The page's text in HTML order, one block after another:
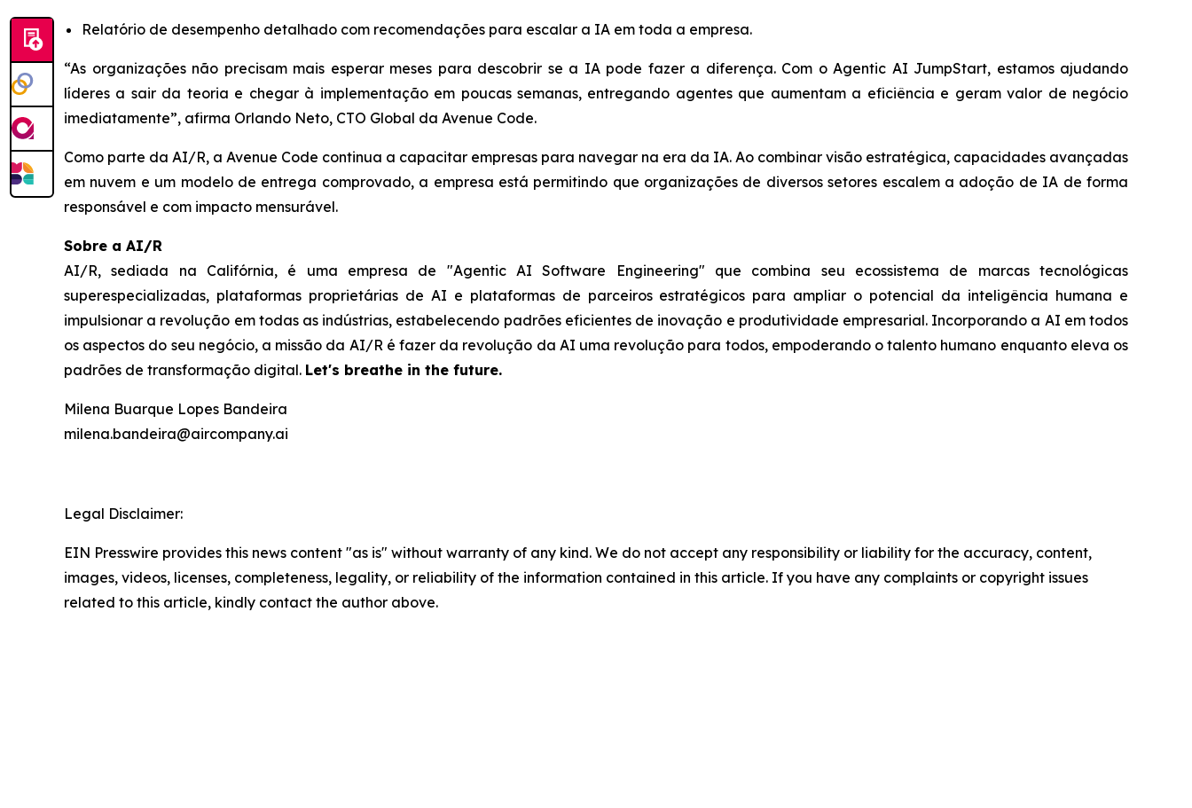
Relatório de desempenho detalhado com recomendações para escalar a IA em toda a empresa.
“As organizações não precisam mais esperar meses para descobrir se a IA pode fazer a diferença. Com o Agentic AI JumpStart, estamos ajudando
líderes a sair da teoria e chegar à implementação em poucas semanas, entregando agentes que aumentam a eficiência e geram valor de negócio
imediatamente”, afirma Orlando Neto, CTO Global da Avenue Code.
Como parte da AI/R, a Avenue Code continua a capacitar empresas para navegar na era da IA. Ao combinar visão estratégica, capacidades avançadas
em nuvem e um modelo de entrega comprovado, a empresa está permitindo que organizações de diversos setores escalem a adoção de IA de forma
responsável e com impacto mensurável.
Sobre a AI/R
AI/R, sediada na Califórnia, é uma empresa de "Agentic AI Software Engineering" que combina seu ecossistema de marcas tecnológicas
superespecializadas, plataformas proprietárias de AI e plataformas de parceiros estratégicos para ampliar o potencial da inteligência humana e
impulsionar a revolução em todas as indústrias, estabelecendo padrões eficientes de inovação e produtividade empresarial. Incorporando a AI em todos
os aspectos do seu negócio, a missão da AI/R é fazer da revolução da AI uma revolução para todos, empoderando o talento humano enquanto eleva os
padrões de transformação digital. Let's breathe in the future.
Milena Buarque Lopes Bandeira
milena.bandeira@aircompany.ai
Legal Disclaimer:
EIN Presswire provides this news content "as is" without warranty of any kind. We do not accept any responsibility or liability for the accuracy, content,
images, videos, licenses, completeness, legality, or reliability of the information contained in this article. If you have any complaints or copyright issues
related to this article, kindly contact the author above.